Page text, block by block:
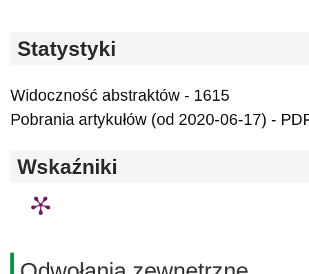
Statystyki
Widoczność abstraktów - 1615
Pobrania artykułów (od 2020-06-17) -
Wskaźniki